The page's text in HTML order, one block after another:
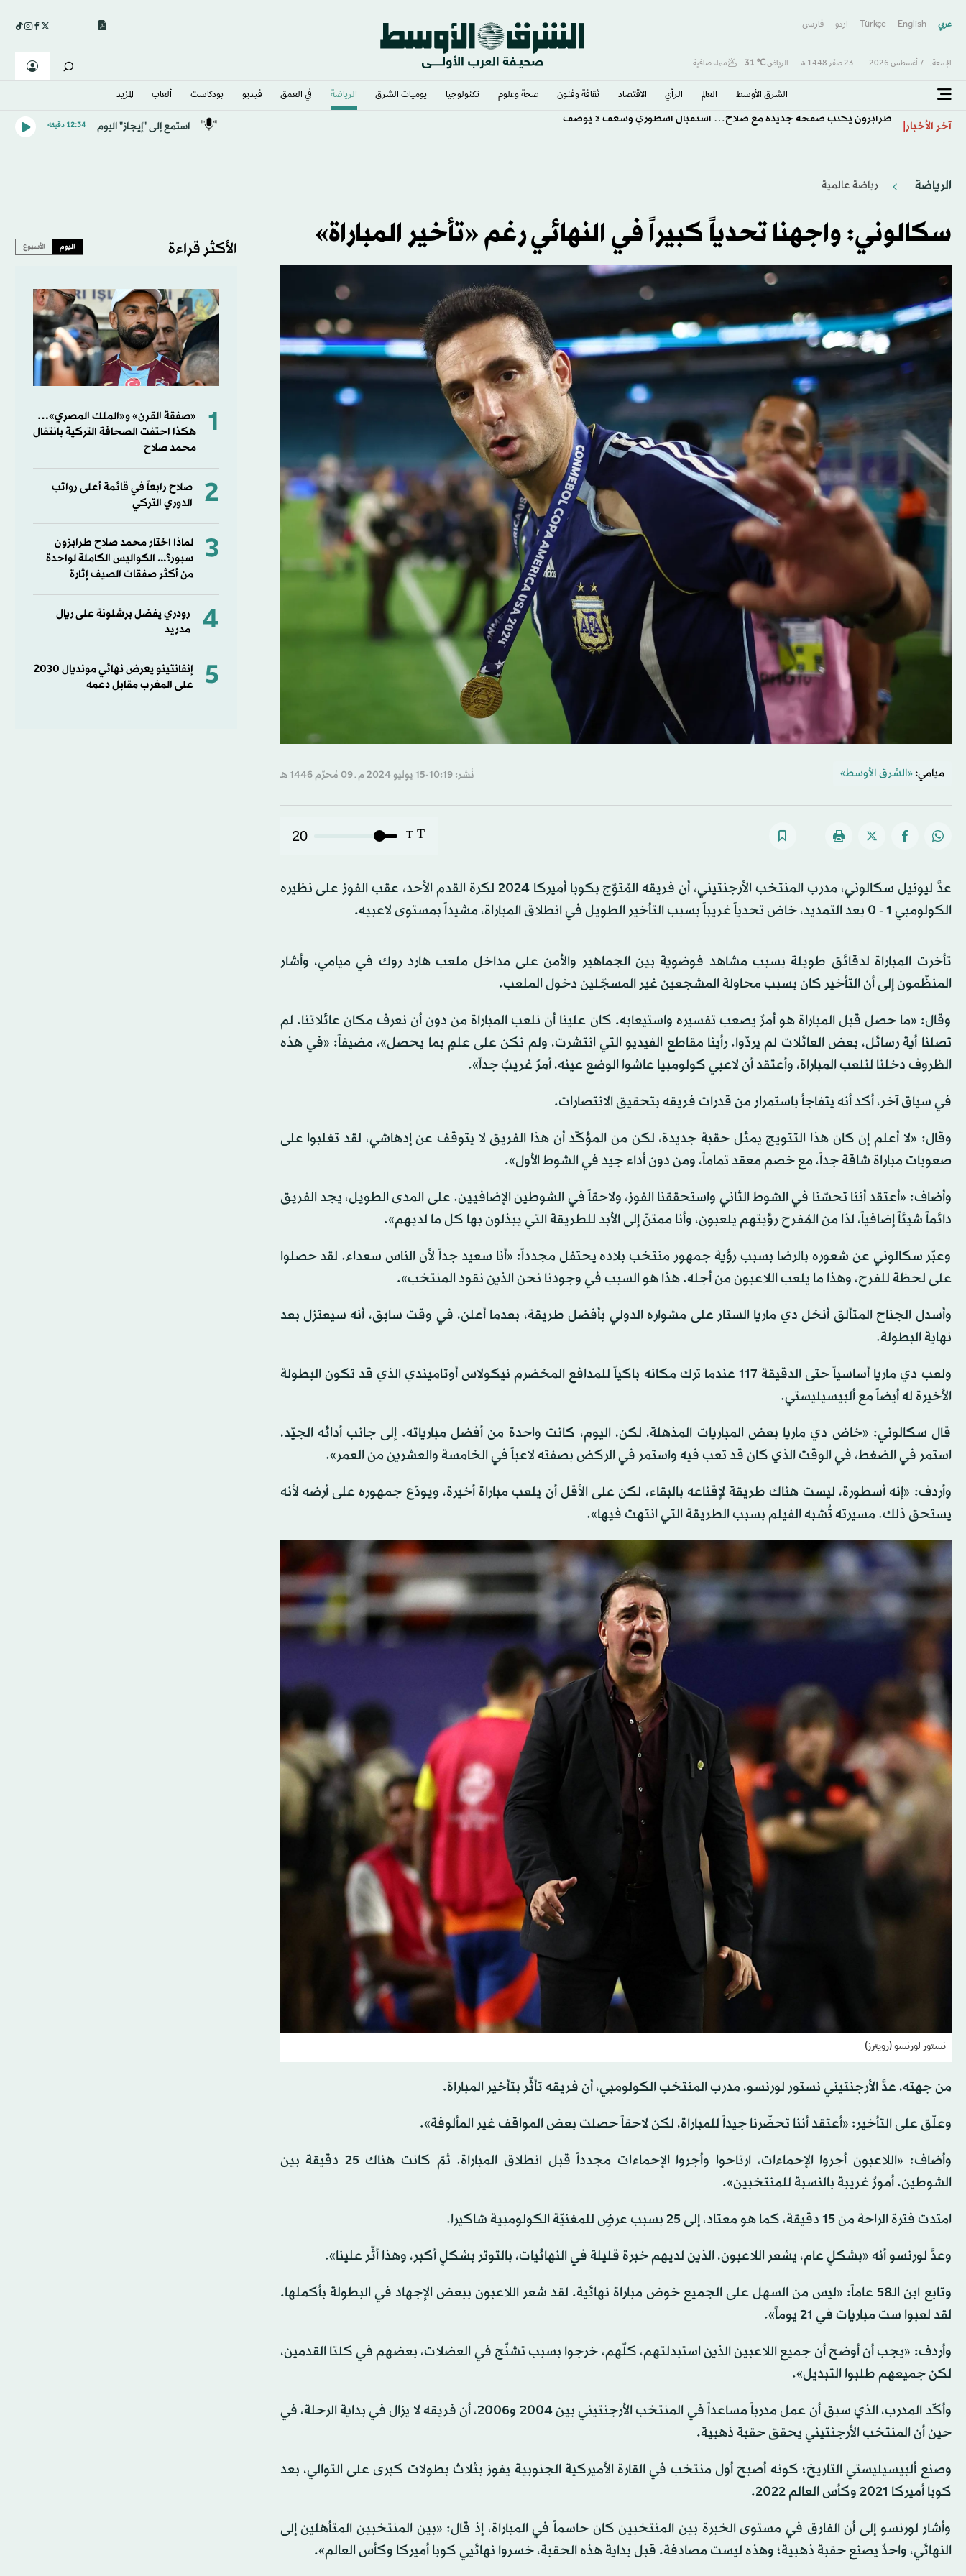
عربي English
Türkçe اردو فارسى
الجمعة, 7 أغسطس 2026 - 23 صفَر 1448 هـ الرياض℃
31 سماء صافية
الشرق الأوسط​ العالم الرأي الاقتصاد ثقافة وفنون صحة وعلوم تكنولوجيا يوميات الشرق​ الرياضة في العمق فيديو بودكاست ألعاب المزيد
آخر الأخبار طرابزون يكتب صفحة جديدة مع صلاح… استقبال أسطوري وشغف لا يوصف استمع إلى "إيجاز" اليوم 12:34 دقيقه
الرياضة رياضة عالمية
سكالوني: واجهنا تحدياً كبيراً في النهائي رغم «تأخير المباراة»
ميامي: «الشرق الأوسط» نُشر: 10:19-15 يوليو 2024 م ـ 09 مُحرَّم 1446 هـ
T
T
20
عدَّ ليونيل سكالوني، مدرب المنتخب الأرجنتيني، أن فريقه المُتوّج بكوبا أميركا 2024 لكرة القدم الأحد، عقب الفوز على نظيره
الكولومبي 1 - 0 بعد التمديد، خاض تحدياً غريباً بسبب التأخير الطويل في انطلاق المباراة، مشيداً بمستوى لاعبيه.
تأخرت المباراة لدقائق طويلة بسبب مشاهد فوضوية بين الجماهير والأمن على مداخل ملعب هارد روك في ميامي، وأشار
المنظّمون إلى أن التأخير كان بسبب محاولة المشجعين غير المسجّلين دخول الملعب.
وقال: «ما حصل قبل المباراة هو أمرٌ يصعب تفسيره واستيعابه. كان علينا أن نلعب المباراة من دون أن نعرف مكان عائلاتنا. لم
تصلنا أية رسائل، بعض العائلات لم يردّوا. رأينا مقاطع الفيديو التي انتشرت، ولم نكن على علمٍ بما يحصل»، مضيفاً: «في هذه
الظروف دخلنا لنلعب المباراة، وأعتقد أن لاعبي كولومبيا عاشوا الوضع عينه، أمرٌ غريبٌ جداً».
في سياق آخر، أكد أنه يتفاجأ باستمرار من قدرات فريقه بتحقيق الانتصارات.
وقال: «لا أعلم إن كان هذا التتويج يمثل حقبة جديدة، لكن من المؤكّد أن هذا الفريق لا يتوقف عن إدهاشي، لقد تغلبوا على
صعوبات مباراة شاقة جداً، مع خصم معقد تماماً، ومن دون أداء جيد في الشوط الأول».
وأضاف: «أعتقد أننا تحسّنا في الشوط الثاني واستحققنا الفوز، ولاحقاً في الشوطين الإضافيين. على المدى الطويل، يجد الفريق
دائماً شيئاً إضافياً، لذا من المُفرح رؤيتهم يلعبون، وأنا ممتنّ إلى الأبد للطريقة التي يبذلون بها كل ما لديهم».
وعبّر سكالوني عن شعوره بالرضا بسبب رؤية جمهور منتخب بلاده يحتفل مجدداً: «أنا سعيد جداً لأن الناس سعداء. لقد حصلوا
على لحظة للفرح، وهذا ما يلعب اللاعبون من أجله. هذا هو السبب في وجودنا نحن الذين نقود المنتخب».
وأسدل الجناح المتألق أنخل دي ماريا الستار على مشواره الدولي بأفضل طريقة، بعدما أعلن، في وقت سابق، أنه سيعتزل بعد
نهاية البطولة.
ولعب دي ماريا أساسياً حتى الدقيقة 117 عندما ترك مكانه باكياً للمدافع المخضرم نيكولاس أوتاميندي الذي قد تكون البطولة
الأخيرة له أيضاً مع ألبيسيليستي.
قال سكالوني: «خاض دي ماريا بعض المباريات المذهلة، لكن، اليوم، كانت واحدة من أفضل مبارياته. إلى جانب أدائه الجيّد،
استمر في الضغط، في الوقت الذي كان قد تعب فيه واستمر في الركض بصفته لاعباً في الخامسة والعشرين من العمر».
وأردف: «إنه أسطورة، ليست هناك طريقة لإقناعه بالبقاء، لكن على الأقل أن يلعب مباراة أخيرة، ويودّع جمهوره على أرضه لأنه
يستحق ذلك. مسيرته تُشبه الفيلم بسبب الطريقة التي انتهت فيها».
نستور لورنسو (رويترز)
من جهته، عدَّ الأرجنتيني نستور لورنسو، مدرب المنتخب الكولومبي، أن فريقه تأثّر بتأخير المباراة.
وعلّق على التأخير: «أعتقد أننا تحضّرنا جيداً للمباراة، لكن لاحقاً حصلت بعض المواقف غير المألوفة».
وأضاف: «اللاعبون أجروا الإحماءات، ارتاحوا وأجروا الإحماءات مجدداً قبل انطلاق المباراة. ثمّ كانت هناك 25 دقيقة بين
الشوطين. أمورٌ غريبة بالنسبة للمنتخبين».
امتدت فترة الراحة من 15 دقيقة، كما هو معتاد، إلى 25 بسبب عرضٍ للمغنيّة الكولومبية شاكيرا.
وعدَّ لورنسو أنه «بشكلٍ عام، يشعر اللاعبون، الذين لديهم خبرة قليلة في النهائيات، بالتوتر بشكلٍ أكبر، وهذا أثّر علينا».
وتابع ابن الـ58 عاماً: «ليس من السهل على الجميع خوض مباراة نهائية. لقد شعر اللاعبون ببعض الإجهاد في البطولة بأكملها.
لقد لعبوا ست مباريات في 21 يوماً».
وأردف: «يجب أن أوضح أن جميع اللاعبين الذين استبدلتهم، كلّهم، خرجوا بسبب تشنّج في العضلات، بعضهم في كلتا القدمين،
لكن جميعهم طلبوا التبديل».
وأكّد المدرب، الذي سبق أن عمل مدرباً مساعداً في المنتخب الأرجنتيني بين 2004 و2006، أن فريقه لا يزال في بداية الرحلة، في
حين أن المنتخب الأرجنتيني يحقق حقبة ذهبية.
وصنع ألبيسيليستي التاريخ؛ كونه أصبح أول منتخب في القارة الأميركية الجنوبية يفوز بثلاث بطولات كبرى على التوالي، بعد
كوبا أميركا 2021 وكأس العالم 2022.
وأشار لورنسو إلى أن الفارق في مستوى الخبرة بين المنتخبين كان حاسماً في المباراة، إذ قال: «بين المنتخبين المتأهلين إلى
النهائي، واحدٌ يصنع حقبة ذهبية؛ وهذه ليست مصادفة. قبل بداية هذه الحقبة، خسروا نهائيي كوبا أميركا وكأس العالم».
الأكثر قراءة اليوم الأسبوع
1
«صفقة القرن» و«الملك المصري»…
هكذا احتفت الصحافة التركية بانتقال
محمد صلاح
2
صلاح رابعاً في قائمة أعلى رواتب
الدوري التركي
3
لماذا اختار محمد صلاح طرابزون
سبور؟... الكواليس الكاملة لواحدة
من أكثر صفقات الصيف إثارة
4
رودري يفضل برشلونة على ريال
مدريد
5
إنفانتينو يعرض نهائي مونديال 2030
على المغرب مقابل دعمه